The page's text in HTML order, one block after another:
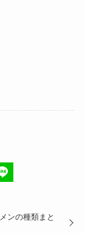
ンの種類まと